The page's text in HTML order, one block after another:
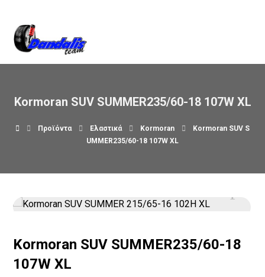
Kormoran SUV SUMMER235/60-18 107W XL
Προϊόντα Ελαστικά Kormoran
Kormoran SUV S
UMMER235/60-18 107W XL
Kormoran SUV SUMMER235/60-18
107W XL